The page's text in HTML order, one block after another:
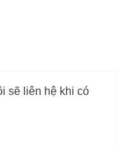
sẽ liên hệ khi có